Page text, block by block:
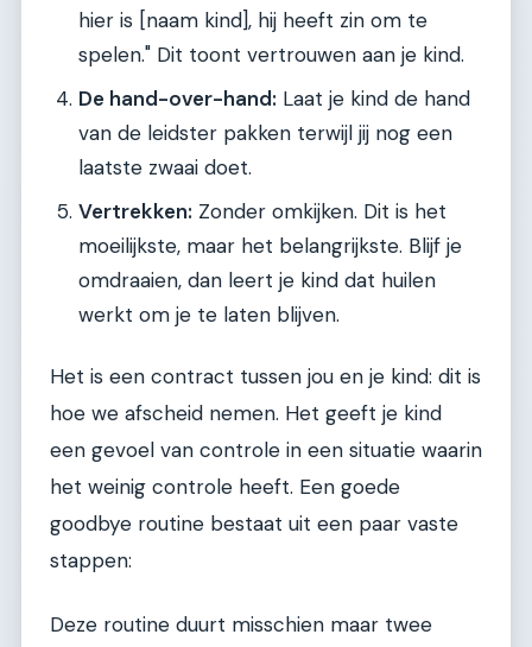
hier is [naam kind], hij heeft zin om te
spelen." Dit toont vertrouwen aan je kind.
De hand-over-hand: Laat je kind de hand
van de leidster pakken terwijl jij nog een
laatste zwaai doet.
Vertrekken: Zonder omkijken. Dit is het
moeilijkste, maar het belangrijkste. Blijf je
omdraaien, dan leert je kind dat huilen
werkt om je te laten blijven.
Het is een contract tussen jou en je kind: dit is
hoe we afscheid nemen. Het geeft je kind
een gevoel van controle in een situatie waarin
het weinig controle heeft. Een goede
goodbye routine bestaat uit een paar vaste
stappen:
Deze routine duurt misschien maar twee